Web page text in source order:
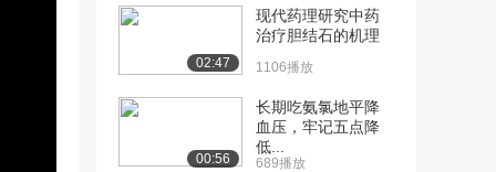
02:47
现代药理研究中药
治疗胆结石的机理
1106播放
00:56
长期吃氨氯地平降
血压，牢记五点降
低...
689播放